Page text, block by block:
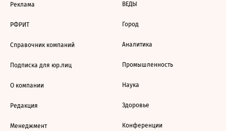
Реклама
РФРИТ
Справочник компаний
Подписка для юр.лиц
О компании
Редакция
Менеджмент
ВЕДЫ
Город
Аналитика
Промышленность
Наука
Здоровье
Конференции